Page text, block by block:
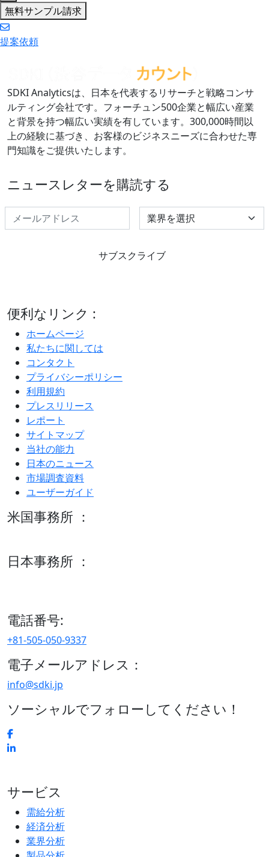
無料サンプル請求
提案依頼
SDKI Analyticsは、日本を代表するリサーチと戦略コンサ
ルティング会社です。フォーチュン500企業と幅広い産業
と背景を持つ幅広い実績を有しています。300,000時間以
上の経験に基づき、お客様のビジネスニーズに合わせた専
門知識をご提供いたします。
ニュースレターを購読する
Select Industry
サブスクライブ
便利なリンク :
ホームページ
私たちに関しては
コンタクト
プライバシーポリシー
利用規約
プレスリリース
レポート
サイトマップ
当社の能力
日本のニュース
市場調査資料
ユーザーガイド
米国事務所 ：
日本事務所 ：
電話番号:
+81-505-050-9337
電子メールアドレス：
info@sdki.jp
ソーシャルでフォローしてください！
サービス
需給分析
経済分析
業界分析